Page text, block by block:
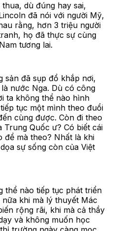
dù đúng hay sai,
đã nói với người Mỹ,
rằng, hơn 3 triệu người
họ đã thực sự cùng
tương lai.
sản đã sụp đổ khắp nơi,
nước Nga. Dù có công
ta không thể nào hình
tục một mình theo đuổi
cùng được. Còn đi theo
Quốc ư? Có biết cái
để mà theo? Nhất là khi
sự sống còn của Việt
thể nào tiếp tục phát triển
khi mà lý thuyết Mác
rộng rãi, khi mà cả thầy
và không muốn học